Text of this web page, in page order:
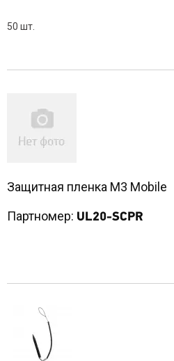
50 шт.
Защитная пленка M3 Mobile
Партномер: UL20-SCPR